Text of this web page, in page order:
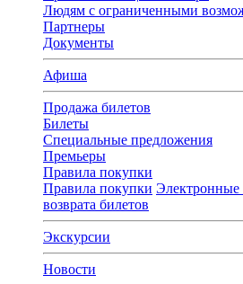
Людям с ограниченными
Партнеры
Документы
Афиша
Продажа билетов
Билеты
Специальные предложения
Премьеры
Правила покупки
Правила покупки Электронные
возврата билетов
Экскурсии
Новости